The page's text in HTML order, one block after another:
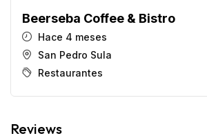
Beerseba Coffee & Bistro
Hace 4 meses
San Pedro Sula
Restaurantes
Reviews